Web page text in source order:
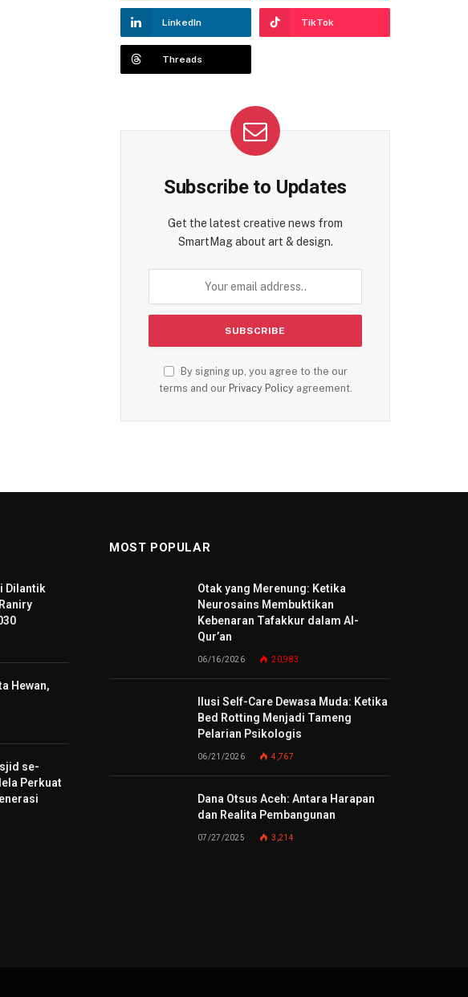
LinkedIn TikTok
Threads
Subscribe to Updates
Get the latest creative news from
SmartMag about art & design.
By signing up, you agree to the our
terms and our Privacy Policyagreement.
Dilantik
Hewan,
se-
Perkuat
MOST POPULAR
Otak yang Merenung: Ketika
Neurosains Membuktikan
Kebenaran Tafakkur dalam Al-
Qur’an
06/16/2026 20,983
Ilusi Self-Care Dewasa Muda: Ketika
Bed Rotting Menjadi Tameng
Pelarian Psikologis
06/21/2026 4,767
Dana Otsus Aceh: Antara Harapan
dan Realita Pembangunan
07/27/2025 3,214